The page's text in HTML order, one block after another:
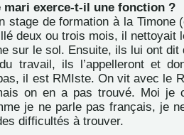
mari exerce-t-il une fonction ?
stage de formation à la Timone
deux ou trois mois, il nettoyait
sur le sol. Ensuite, ils lui ont dit
travail, ils l’appelleront et
il est RMIste. On vit avec le
on en a pas trouvé. Moi je
je ne parle pas français, je
difficultés à trouver.